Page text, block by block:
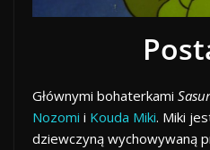
Głównymi bohaterkami
Nozomi i Kouda Miki. Miki
dziewczyną wychowywaną